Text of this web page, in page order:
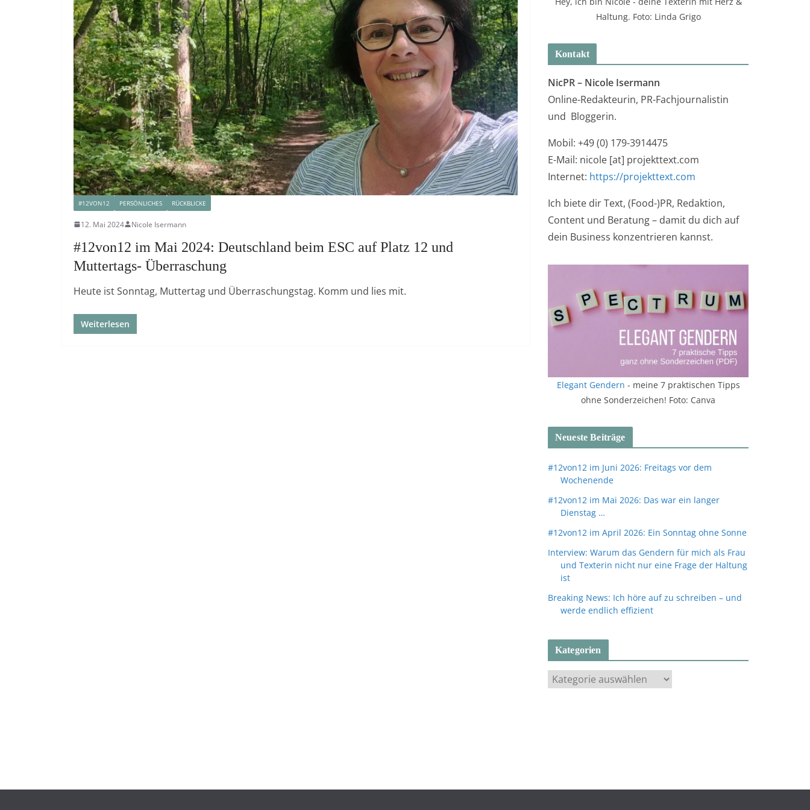
#12VON12 PERSÖNLICHES RÜCKBLICKE
12. Mai 2024 Nicole Isermann
#12von12 im Mai 2024: Deutschland beim ESC auf Platz 12 und
Muttertags- Überraschung
Heute ist Sonntag, Muttertag und Überraschungstag. Komm und lies mit.
Weiterlesen
Haltung. Foto: Linda Grigo
Kontakt
NicPR – Nicole Isermann
Online-Redakteurin, PR-Fachjournalistin
und Bloggerin.
Mobil: +49 (0) 179-3914475
E-Mail: nicole [at] projekttext.com
Internet: https://projekttext.com
Ich biete dir Text, (Food-)PR, Redaktion,
Content und Beratung – damit du dich auf
dein Business konzentrieren kannst.
Elegant Gendern - meine 7 praktischen Tipps
ohne Sonderzeichen! Foto: Canva
Neueste Beiträge
#12von12 im Juni 2026: Freitags vor dem
Wochenende
#12von12 im Mai 2026: Das war ein langer
Dienstag …
#12von12 im April 2026: Ein Sonntag ohne Sonne
Interview: Warum das Gendern für mich als Frau
und Texterin nicht nur eine Frage der Haltung
ist
Breaking News: Ich höre auf zu schreiben – und
werde endlich effizient
Kategorien
a